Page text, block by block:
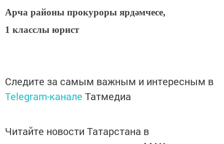
Арча районы прокуроры ярдәмчесе,
1 класслы юрист
Следите за самым важным и интересным в
Telegram-канале Татмедиа
Читайте новости Татарстана в